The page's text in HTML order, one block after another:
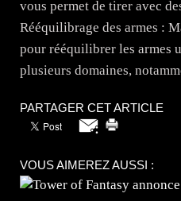
vous permet de tirer avec
Rééquilibrage des armes :
pour rééquilibrer les armes
plusieurs domaines,
PARTAGER CET ARTICLE
VOUS AIMEREZ AUSSI :